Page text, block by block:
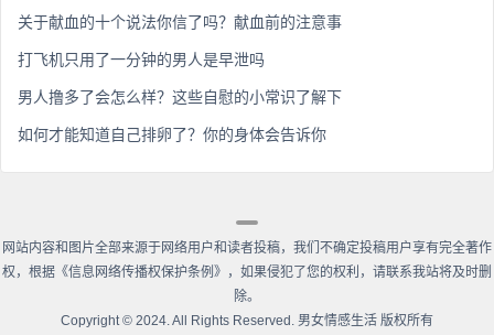
关于献血的十个说法你信了吗？献血前的注意事
打飞机只用了一分钟的男人是早泄吗
男人撸多了会怎么样？这些自慰的小常识了解下
如何才能知道自己排卵了？你的身体会告诉你
网站内容和图片全部来源于网络用户和读者投稿，我们不确定投稿用户享有完全著作
权，根据《信息网络传播权保护条例》，如果侵犯了您的权利，请联系我站将及时删
除。
Copyright© 2024. All Rights Reserved. 男女情感生活 版权所有